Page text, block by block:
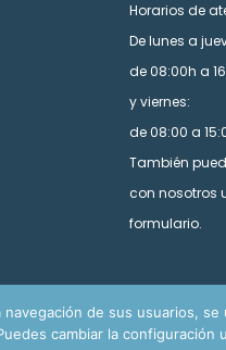
Horarios de
De lunes a
de 08:00h a
y viernes:
de 08:00 a
También
con nosotros
formulario.
de sus usuarios,
cambiar la